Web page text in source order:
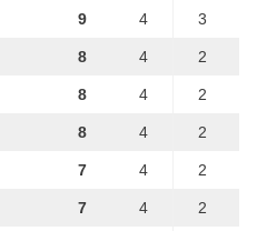
9 4 3
8 4 2
8 4 2
8 4 2
7 4 2
7 4 2